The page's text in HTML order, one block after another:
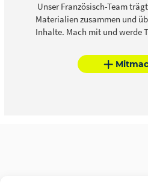
Unser Französisch-Team
Materialien zusammen und
Inhalte. Mach mit und werde